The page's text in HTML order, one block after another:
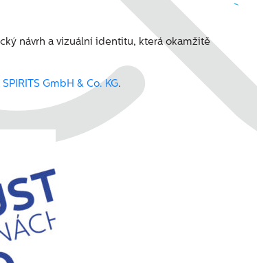
návrh a vizuální identitu, která okamžitě
SPIRITS GmbH & Co. KG.